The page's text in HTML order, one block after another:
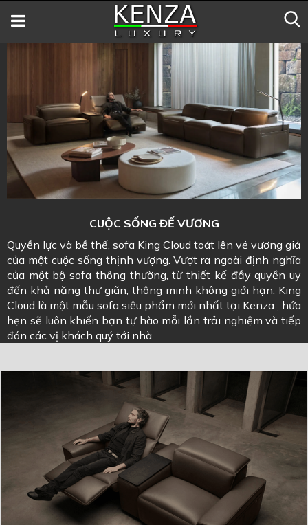
CUỘC SỐNG ĐẾ VƯƠNG
Quyền lực và bề thế, sofa King Cloud toát lên vẻ vương giả
của một cuộc sống thịnh vượng. Vượt ra ngoài định nghĩa
của một bộ sofa thông thường, từ thiết kế đầy quyền uy
đến khả năng thư giãn, thông minh không giới hạn, King
Cloud là một mẫu sofa siêu phẩm mới nhất tại Kenza , hứa
hẹn sẽ luôn khiến bạn tự hào mỗi lần trải nghiệm và tiếp
đón các vị khách quý tới nhà.